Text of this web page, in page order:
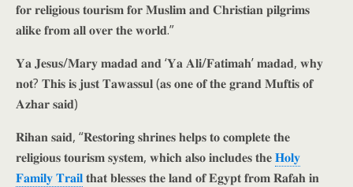
𝐟𝐨𝐫 𝐫𝐞𝐥𝐢𝐠𝐢𝐨𝐮𝐬 𝐭𝐨𝐮𝐫𝐢𝐬𝐦 𝐟𝐨𝐫 𝐌𝐮𝐬𝐥𝐢𝐦 𝐚𝐧𝐝 𝐂𝐡𝐫𝐢𝐬𝐭𝐢𝐚𝐧 𝐩𝐢𝐥𝐠𝐫𝐢𝐦𝐬
𝐚𝐥𝐢𝐤𝐞 𝐟𝐫𝐨𝐦 𝐚𝐥𝐥 𝐨𝐯𝐞𝐫 𝐭𝐡𝐞 𝐰𝐨𝐫𝐥𝐝.”
𝐘𝐚 𝐉𝐞𝐬𝐮𝐬/𝐌𝐚𝐫𝐲 𝐦𝐚𝐝𝐚𝐝 𝐚𝐧𝐝 ‘𝐘𝐚 𝐀𝐥𝐢/𝐅𝐚𝐭𝐢𝐦𝐚𝐡’ 𝐦𝐚𝐝𝐚𝐝, 𝐰𝐡𝐲
𝐧𝐨𝐭? 𝐓𝐡𝐢𝐬 𝐢𝐬 𝐣𝐮𝐬𝐭 𝐓𝐚𝐰𝐚𝐬𝐬𝐮𝐥 (𝐚𝐬 𝐨𝐧𝐞 𝐨𝐟 𝐭𝐡𝐞 𝐠𝐫𝐚𝐧𝐝 𝐌𝐮𝐟𝐭𝐢𝐬 𝐨𝐟
𝐀𝐳𝐡𝐚𝐫 𝐬𝐚𝐢𝐝)
𝐑𝐢𝐡𝐚𝐧 𝐬𝐚𝐢𝐝, “𝐑𝐞𝐬𝐭𝐨𝐫𝐢𝐧𝐠 𝐬𝐡𝐫𝐢𝐧𝐞𝐬 𝐡𝐞𝐥𝐩𝐬 𝐭𝐨 𝐜𝐨𝐦𝐩𝐥𝐞𝐭𝐞 𝐭𝐡𝐞
𝐫𝐞𝐥𝐢𝐠𝐢𝐨𝐮𝐬 𝐭𝐨𝐮𝐫𝐢𝐬𝐦 𝐬𝐲𝐬𝐭𝐞𝐦, 𝐰𝐡𝐢𝐜𝐡 𝐚𝐥𝐬𝐨 𝐢𝐧𝐜𝐥𝐮𝐝𝐞𝐬 𝐭𝐡𝐞𝐇𝐨𝐥𝐲
𝐅𝐚𝐦𝐢𝐥𝐲 𝐓𝐫𝐚𝐢𝐥𝐭𝐡𝐚𝐭 𝐛𝐥𝐞𝐬𝐬𝐞𝐬 𝐭𝐡𝐞 𝐥𝐚𝐧𝐝 𝐨𝐟 𝐄𝐠𝐲𝐩𝐭 𝐟𝐫𝐨𝐦 𝐑𝐚𝐟𝐚𝐡 𝐢𝐧